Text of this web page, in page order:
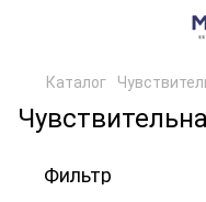
Каталог
Фильтр